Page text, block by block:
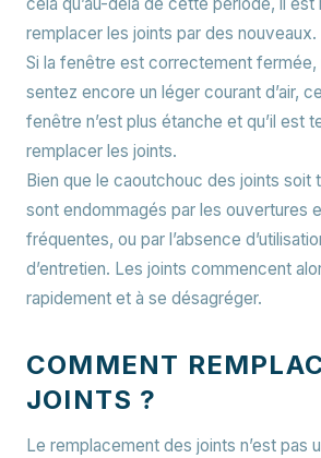
remplacer les joints par des nouveaux.
Si la fenêtre est correctement fermée,
sentez encore un léger courant d’air,
fenêtre n’est plus étanche et qu’il est
remplacer les joints.
Bien que le caoutchouc des joints soit
sont endommagés par les ouvertures
fréquentes, ou par l’absence
d’entretien. Les joints commencent
rapidement et à se désagréger.
COMMENT
JOINTS ?
Le remplacement des joints n’est pas